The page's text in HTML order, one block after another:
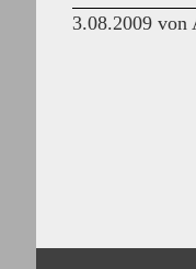
3.08.2009 von